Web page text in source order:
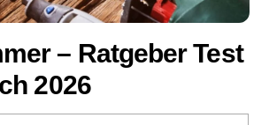
– Ratgeber Test
2026